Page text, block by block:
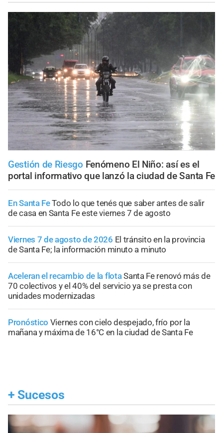
Gestión de Riesgo Fenómeno El Niño: así es el
portal informativo que lanzó la ciudad de Santa Fe
En Santa FeTodo lo que tenés que saber antes de salir
de casa en Santa Fe este viernes 7 de agosto
Viernes 7 de agosto de 2026 El tránsito en la provincia
de Santa Fe; la información minuto a minuto
Aceleran el recambio de la flotaSanta Fe renovó más de
70 colectivos y el 40% del servicio ya se presta con
unidades modernizadas
Pronóstico Viernes con cielo despejado, frío por la
mañana y máxima de 16°C en la ciudad de Santa Fe
+ Sucesos